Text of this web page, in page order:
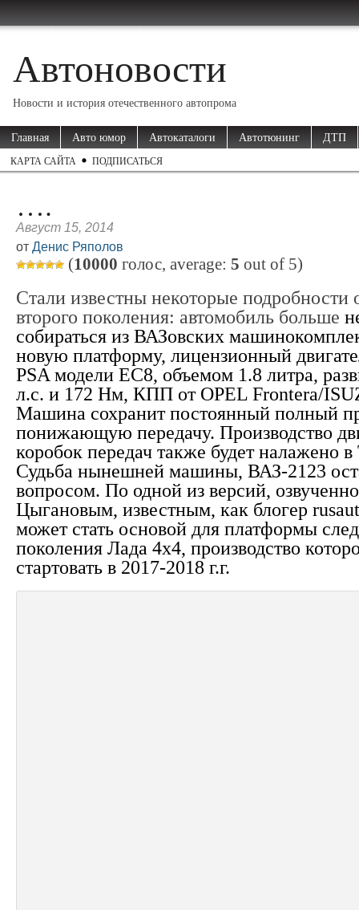
Автоновости
Новости и история отечественного автопрома
Главная Авто юмор Автокаталоги Автотюнинг ДТП
КАРТА САЙТА ПОДПИСАТЬСЯ
….
Август 15, 2014
от Денис Ряполов
(10000 голос, average: 5 out of 5)
Стали известны некоторые
второго поколения: автомобиль больше
собираться из ВАЗовских
новую платформу, лицензионный
PSA модели EC8, объемом 1.8 литра,
л.с. и 172 Нм, КПП от OPEL Frontera/
Машина сохранит постоянный полный
понижающую передачу. Производство
коробок передач также будет налажено в
Судьба нынешней машины, ВАЗ-2123
вопросом. По одной из версий,
Цыгановым, известным, как блогер
может стать основой для платформы
поколения Лада 4х4, производство
стартовать в 2017-2018 г.г.